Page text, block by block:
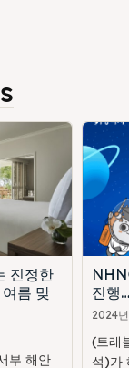
진정한
름 맞
부 해안
NHN
진행
2024
(트래
석)가